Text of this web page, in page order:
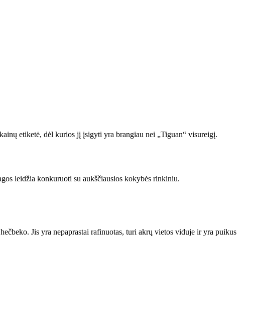
etiketė, dėl kurios jį įsigyti yra brangiau nei „Tiguan“ visureigį.
leidžia konkuruoti su aukščiausios kokybės rinkiniu.
Jis yra nepaprastai rafinuotas, turi akrų vietos viduje ir yra puikus